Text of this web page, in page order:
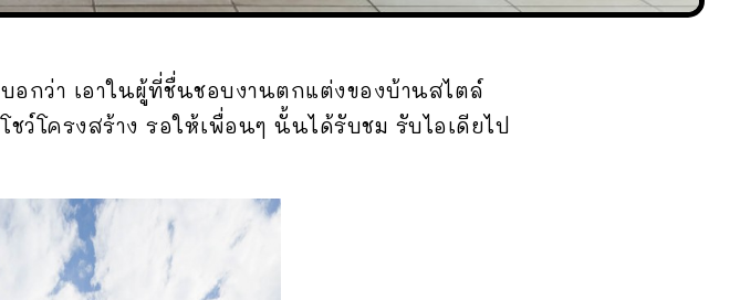
กว่า เอาในผู้ที่ชื่นชอบงานตกแต่งของบ้านสไตล์
โครงสร้าง รอให้เพื่อนๆ นั้นได้รับชม รับไอเดียไป